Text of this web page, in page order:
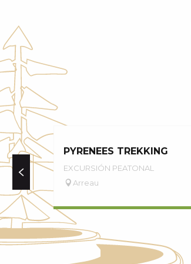
PYRENEES TREKKING
EXCURSIÓN PEATONAL
Arreau